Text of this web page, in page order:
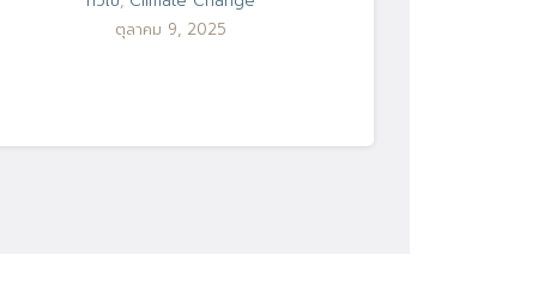
ตุลาคม 9, 2025